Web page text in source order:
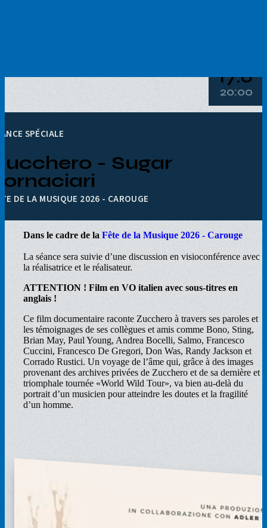
17.6
20:00
SPÉCIALE
- Sugar
DE LA MUSIQUE 2026 - CAROUGE
Dans le cadre de laFête de la Musique 2026 - Carouge
La séance sera suivie d’une discussion en visioconférence avec
la réalisatrice et le réalisateur.
ATTENTION ! Film en VO italien avec sous-titres en
anglais !
Ce film documentaire raconte Zucchero à travers ses paroles et
les témoignages de ses collègues et amis comme Bono, Sting,
Brian May, Paul Young, Andrea Bocelli, Salmo, Francesco
Cuccini, Francesco De Gregori, Don Was, Randy Jackson et
Corrado Rustici. Un voyage de l’âme qui, grâce à des images
provenant des archives privées de Zucchero et de sa dernière et
triomphale tournée «World Wild Tour», va bien au-delà du
portrait d’un musicien pour atteindre les doutes et la fragilité
d’un homme.